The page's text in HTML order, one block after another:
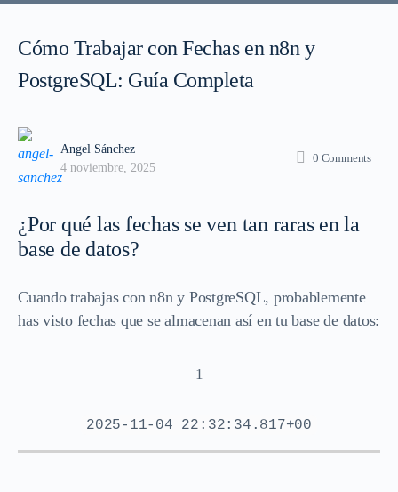
Cómo Trabajar con Fechas en n8n y
PostgreSQL: Guía Completa
Angel Sánchez
4 noviembre, 2025
0 Comments
¿Por qué las fechas se ven tan raras en la
base de datos?
Cuando trabajas con n8n y PostgreSQL, probablemente
has visto fechas que se almacenan así en tu base de datos:
1
2025-11-04 22:32:34.817+00